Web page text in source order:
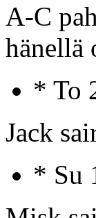
A-C
hänellä
* To
Jack
* Su